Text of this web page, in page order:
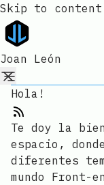
Skip to content
Joan León
Hola!
Te doy la
espacio,
diferentes
mundo Front-